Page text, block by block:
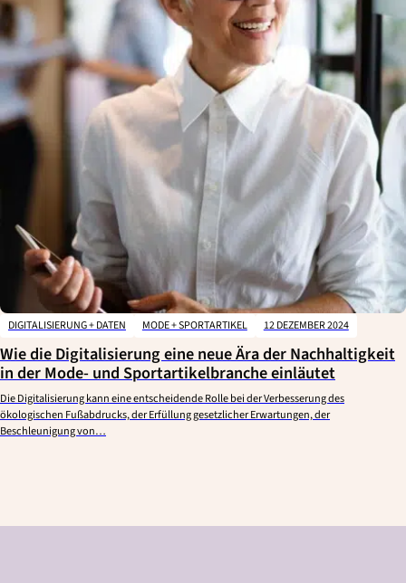
DIGITALISIERUNG + DATEN MODE + SPORTARTIKEL 12 DEZEMBER 2024
Wie die Digitalisierung eine neue Ära der Nachhaltigkeit
in der Mode- und Sportartikelbranche einläutet
Die Digitalisierung kann eine entscheidende Rolle bei der Verbesserung des
ökologischen Fußabdrucks, der Erfüllung gesetzlicher Erwartungen, der
Beschleunigung von…